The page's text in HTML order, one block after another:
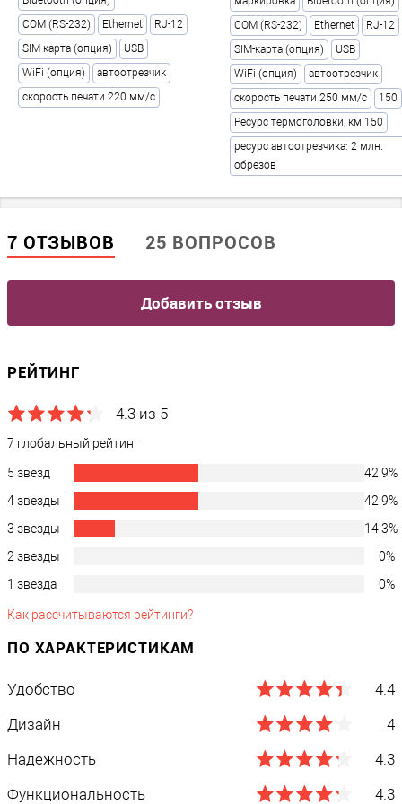
18
Модель
Штрих-М-01Ф
Интеграции ?
1С / выгрузка в Excel / загрузка из Excel / БифитКасса / Cash
Box / Честный знак / Frontol / iiko / LiteBox / Microinvest /
МойСклад / Orange Data / Poster / R-Keeper / Tillypad / Торговля
COM (RS-232)
Ethernet
RJ-12
SIM-карта (опция)
USB
WiFi (опция)
автоотрезчик
скорость печати 220 мм/с
COM (RS-232)
Ethernet
RJ-12
SIM-карта (опция)
USB
WiFi (опция)
автоотрезчик
скорость печати 250 мм/с
150
Ресурс термоголовки, км 150
ресурс автоотрезчика: 2 млн.
обрезов
7 ОТЗЫВОВ 25 ВОПРОСОВ
Добавить отзыв
РЕЙТИНГ
4.3 из 5
7 глобальный рейтинг
5 звезд
42.9%
4 звезды
42.9%
3 звезды
14.3%
2 звезды
0%
1 звезда
0%
Как рассчитываются рейтинги?
ПО ХАРАКТЕРИСТИКАМ
Удобство
4.4
Дизайн
4
Надежность
4.3
Функциональность
4.3